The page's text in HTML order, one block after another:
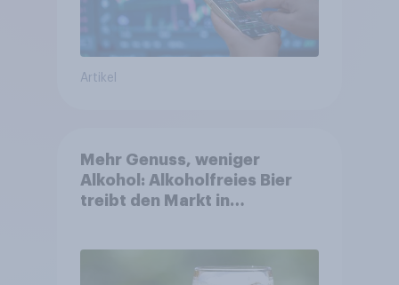
Artikel
Mehr Genuss, weniger
Alkohol: Alkoholfreies Bier
treibt den Markt in